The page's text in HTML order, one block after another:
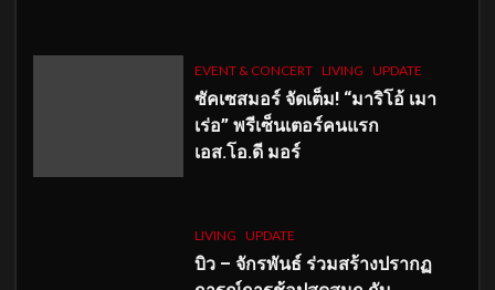
EVENT & CONCERT LIVING UPDATE
ซัคเซสมอร์ จัดเต็ม! “มาริโอ้ เมา
เร่อ” พรีเซ็นเตอร์คนแรก
เอส.โอ.ดี มอร์
LIVING UPDATE
บิว – จักรพันธ์ ร่วมสร้างปรากฏ